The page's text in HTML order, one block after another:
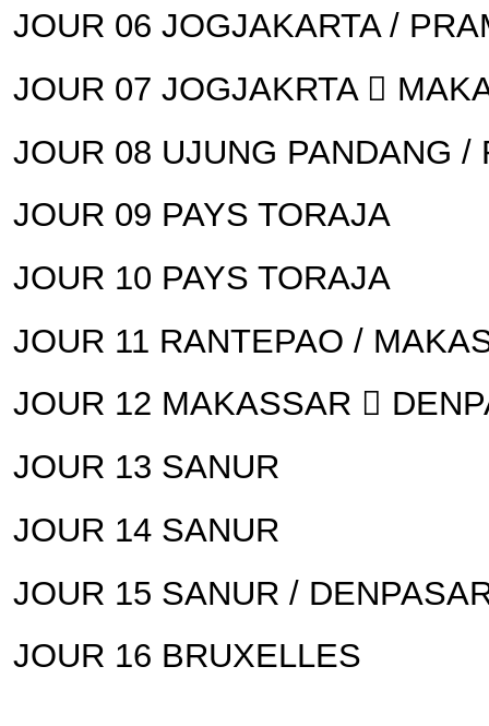
JOUR 06 JOGJAKARTA /
JOUR 07 JOGJAKRTA 
JOUR 08 UJUNG PANDANG /
JOUR 09 PAYS TORAJA
JOUR 10 PAYS TORAJA
JOUR 11 RANTEPAO /
JOUR 12 MAKASSAR 
JOUR 13 SANUR
JOUR 14 SANUR
JOUR 15 SANUR /
JOUR 16 BRUXELLES